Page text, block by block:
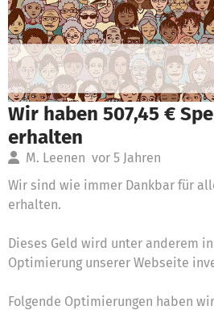
Wir haben 507,45 €
erhalten
M. Leenen vor 5 Jahren
Wir sind wie immer Dankbar für
erhalten.
Dieses Geld wird unter anderem
Optimierung unserer Webseite
Folgende Optimierungen haben